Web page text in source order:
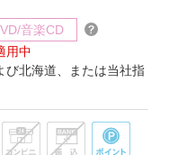
音楽CD
用中
北海道、または当社指